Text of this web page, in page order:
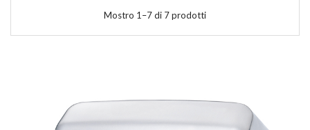
Mostro 1–7 di 7 prodotti